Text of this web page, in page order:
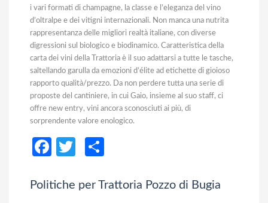
i vari formati di champagne, la classe e l’eleganza del vino
d’oltralpe e dei vitigni internazionali. Non manca una nutrita
rappresentanza delle migliori realtà italiane, con diverse
digressioni sul biologico e biodinamico. Caratteristica della
carta dei vini della Trattoria è il suo adattarsi a tutte le tasche,
saltellando garulla da emozioni d’élite ad etichette di gioioso
rapporto qualità/prezzo. Da non perdere tutta una serie di
proposte del cantiniere, in cui Gaio, insieme al suo staff, ci
offre new entry, vini ancora sconosciuti ai più, di
sorprendente valore enologico.
Facebook
Twitter
Politiche per Trattoria Pozzo di Bugia